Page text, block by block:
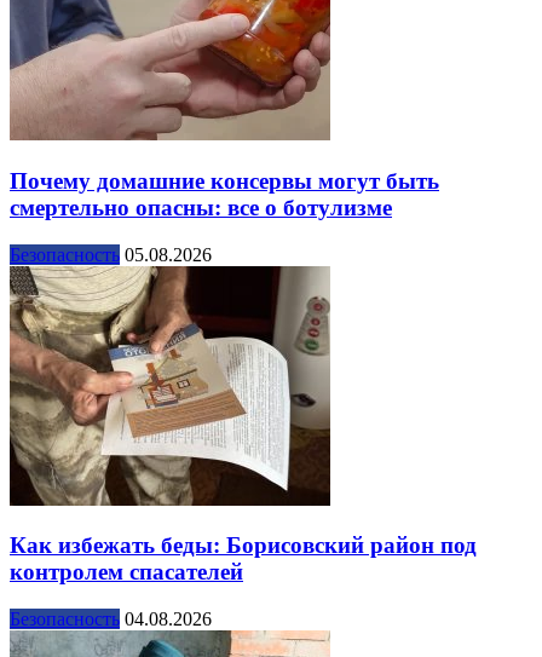
Почему домашние консервы могут быть
смертельно опасны: все о ботулизме
Безопасность 05.08.2026
Как избежать беды: Борисовский район под
контролем спасателей
Безопасность 04.08.2026